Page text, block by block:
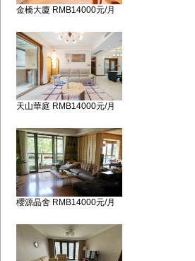
金橋大廈 RMB14000元/月
天山華庭 RMB14000元/月
櫻源晶舍 RMB14000元/月